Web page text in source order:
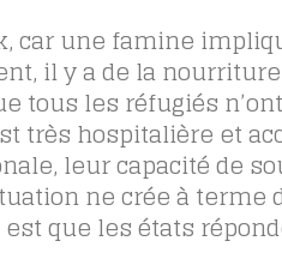
car une famine
il y a de la
tous les réfugiés
hospitalière et
leur capacité de
ne crée à terme
que les états